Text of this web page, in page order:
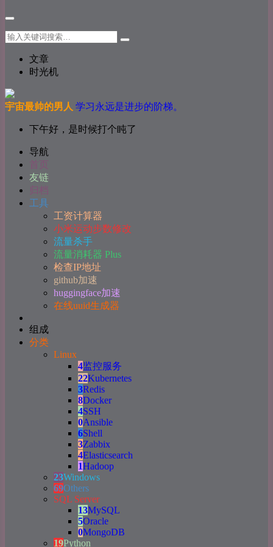
文章
时光机
宇宙最帅的男人 学习永远是进步的阶梯。
下午好，是时候打个盹了
导航
首页
友链
归档
工具
工资计算器
小米运动步数修改
流量杀手
流量消耗器 Plus
检查IP地址
github加速
huggingface加速
在线uuid生成器
组成
分类
Linux
4监控服务
22Kubernetes
3Redis
8Docker
4SSH
0Ansible
6Shell
3Zabbix
4Elasticsearch
1Hadoop
23Windows
69Others
SQL Server
13MySQL
5Oracle
0MongoDB
19Python